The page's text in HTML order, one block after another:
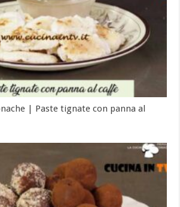
| Paste tignate con panna al